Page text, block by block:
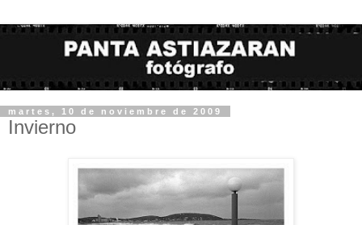
martes, 10 de noviembre de 2009
Invierno